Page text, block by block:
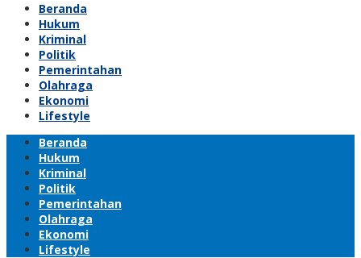
Beranda
Hukum
Kriminal
Politik
Pemerintahan
Olahraga
Ekonomi
Lifestyle
Beranda
Hukum
Kriminal
Politik
Pemerintahan
Olahraga
Ekonomi
Lifestyle